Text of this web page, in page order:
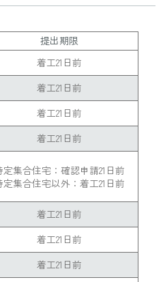
提出期限
着工21日前
着工21日前
着工21日前
着工21日前
定集合住宅： 確認申請21日前
定集合住宅以外： 着工21日前
着工21日前
着工21日前
着工21日前